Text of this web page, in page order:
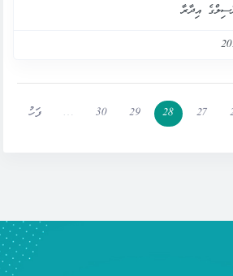
އިދާރާ
27
28
29
30
… ފަހު